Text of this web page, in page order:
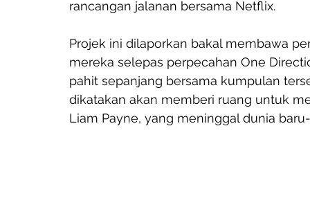
rancangan jalanan bersama Netflix.
Projek ini dilaporkan bakal membawa
mereka selepas perpecahan One
pahit sepanjang bersama kumpulan
dikatakan akan memberi ruang untuk
Liam Payne, yang meninggal dunia